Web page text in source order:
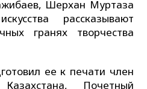
Шерхан Муртаза
рассказывают
гранях творчества
ее к печати член
Почетный